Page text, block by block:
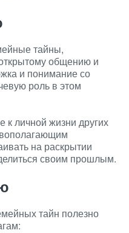
тайны,
общению и
и понимание со
роль в этом
к личной жизни других
на раскрытии
своим прошлым.
тайн полезно